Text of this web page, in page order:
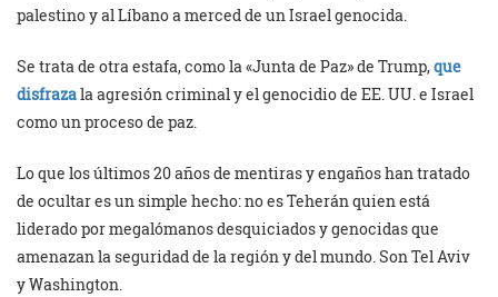
palestino y al Líbano a merced de un Israel genocida.
Se trata de otra estafa, como la «Junta de Paz» de Trump,que
disfrazala agresión criminal y el genocidio de EE. UU. e Israel
como un proceso de paz.
Lo que los últimos 20 años de mentiras y engaños han tratado
de ocultar es un simple hecho: no es Teherán quien está
liderado por megalómanos desquiciados y genocidas que
amenazan la seguridad de la región y del mundo. Son Tel Aviv
y Washington.